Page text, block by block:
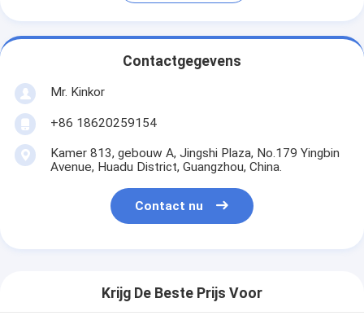
Contactgegevens
Mr. Kinkor
+86 18620259154
Kamer 813, gebouw A, Jingshi Plaza, No.179 Yingbin
Avenue, Huadu District, Guangzhou, China.
Contact nu
Krijg De Beste Prijs Voor